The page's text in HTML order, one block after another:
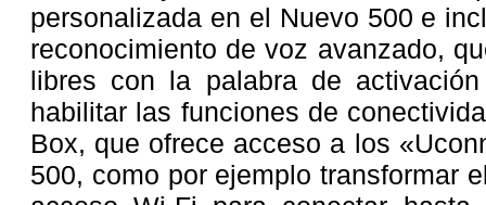
personalizada en el Nuevo 500 e
reconocimiento de voz avanzado,
libres con la palabra de
habilitar las funciones de
Box, que ofrece acceso a los
500, como por ejemplo transformar